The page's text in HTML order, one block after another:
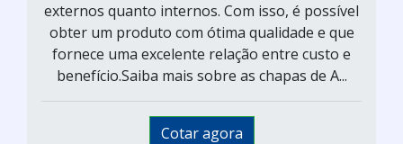
externos quanto internos. Com isso, é possível
obter um produto com ótima qualidade e que
fornece uma excelente relação entre custo e
benefício.Saiba mais sobre as chapas de A...
Cotar agora